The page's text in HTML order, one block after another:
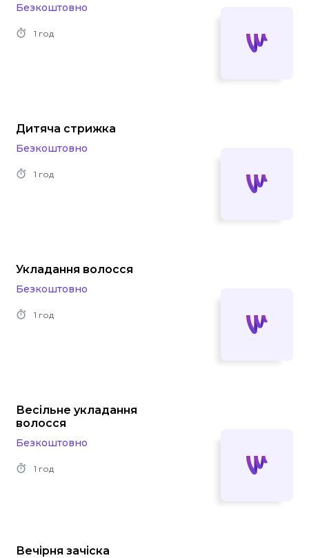
Безкоштовно
1 год
Дитяча стрижка
Безкоштовно
1 год
Укладання волосся
Безкоштовно
1 год
Весільне укладання
волосся
Безкоштовно
1 год
Вечірня зачіска